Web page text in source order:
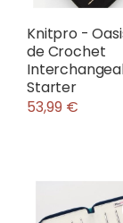
Knitpro -
de Crochet
Starter
53,99 €